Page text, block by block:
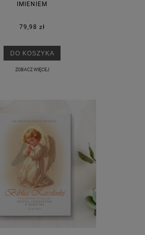
IMIENIEM
79,98 zł
DO KOSZYKA
ZOBACZ WIĘCEJ